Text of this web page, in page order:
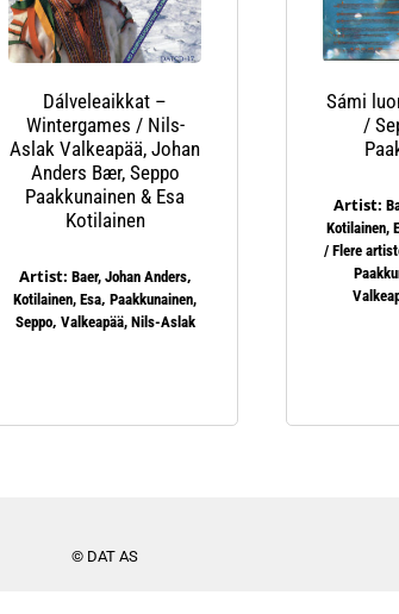
Dálveleaikkat –
Wintergames / Nils-
Aslak Valkeapää, Johan
Anders Bær, Seppo
Paakkunainen & Esa
Kotilainen
Artist: Baer, Johan Anders,
Kotilainen, Esa, Paakkunainen,
Seppo, Valkeapää, Nils-Aslak
Sámi
/
Artist:
Kotilainen,
/ Flere
© DAT AS